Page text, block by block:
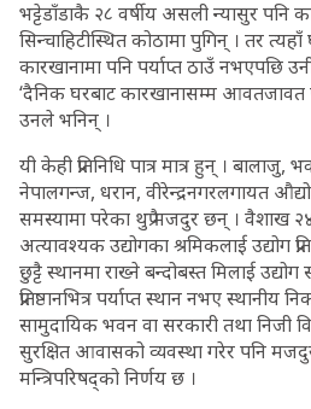
भट्टेडाँडाकै २८ वर्षीय असली न्यासुर पनि
सिन्चाहिटीस्थित कोठामा पुगिन् । तर
कारखानामा पनि पर्याप्त ठाउँ नभएपछि
‘दैनिक घरबाट कारखानासम्म आवतजावत
उनले भनिन् ।
यी केही प्रतिनिधि पात्र मात्र हुन् ।
नेपालगन्ज, धरान, वीरेन्द्रनगरलगायत
समस्यामा परेका थुप्रै मजदुर छन् । वैशाख
अत्यावश्यक उद्योगका श्रमिकलाई उद्योग
छुट्टै स्थानमा राख्ने बन्दोबस्त मिलाई
प्रतिष्ठानभित्र पर्याप्त स्थान नभए
सामुदायिक भवन वा सरकारी तथा निजी
सुरक्षित आवासको व्यवस्था गरेर पनि
मन्त्रिपरिषद्को निर्णय छ ।